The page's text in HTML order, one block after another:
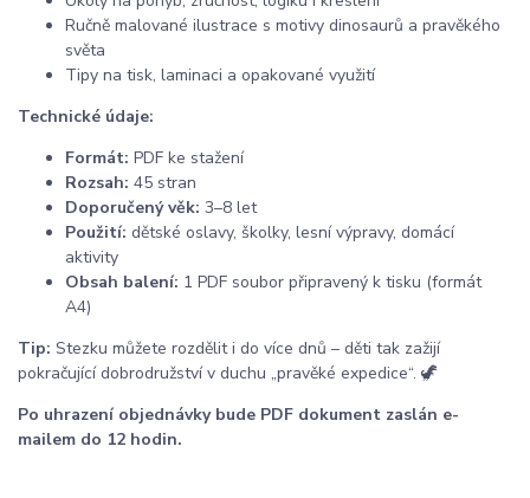
Ručně malované ilustrace s motivy dinosaurů a pravěkého
světa
Tipy na tisk, laminaci a opakované využití
Technické údaje:
Formát: PDF ke stažení
Rozsah: 45 stran
Doporučený věk: 3–8 let
Použití: dětské oslavy, školky, lesní výpravy, domácí
aktivity
Obsah balení: 1 PDF soubor připravený k tisku (formát
A4)
Tip: Stezku můžete rozdělit i do více dnů – děti tak zažijí
pokračující dobrodružství v duchu „pravěké expedice“. 🦖
Po uhrazení objednávky bude PDF dokument zaslán e-
mailem do 12 hodin.